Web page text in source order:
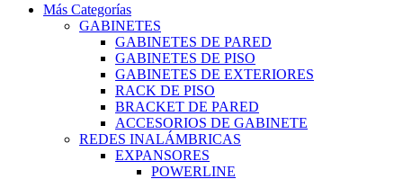
Más Categorías
GABINETES
GABINETES DE PARED
GABINETES DE PISO
GABINETES DE EXTERIORES
RACK DE PISO
BRACKET DE PARED
ACCESORIOS DE GABINETE
REDES INALÁMBRICAS
EXPANSORES
POWERLINE